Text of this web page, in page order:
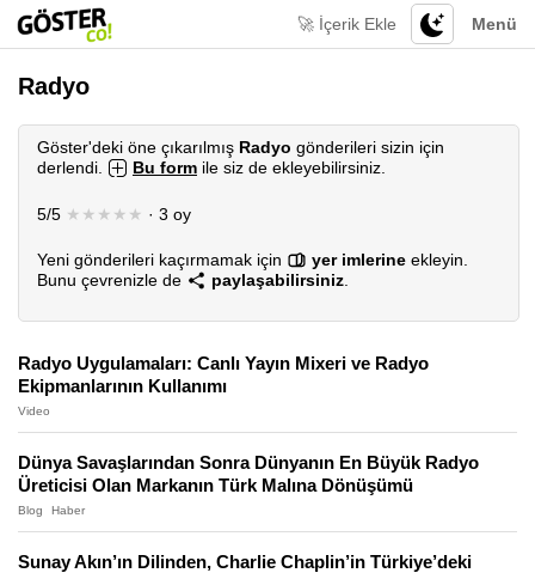
Menü
🚀 İçerik Ekle
Radyo
Göster'deki öne çıkarılmış Radyo gönderileri sizin için
derlendi.
Bu form ile siz de ekleyebilirsiniz.
5/5 ★★★★★ · 3 oy
Yeni gönderileri kaçırmamak için yer imlerine ekleyin.
Bunu çevrenizle de
paylaşabilirsiniz
Radyo Uygulamaları: Canlı Yayın Mixeri ve Radyo
Ekipmanlarının Kullanımı
Video
Dünya Savaşlarından Sonra Dünyanın En Büyük Radyo
Üreticisi Olan Markanın Türk Malına Dönüşümü
Blog Haber
Sunay Akın’ın Dilinden, Charlie Chaplin’in Türkiye’deki